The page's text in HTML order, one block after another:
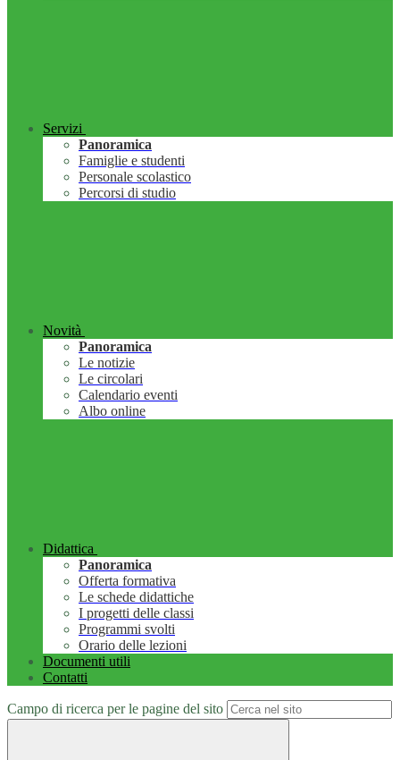
Servizi
Panoramica
Famiglie e studenti
Personale scolastico
Percorsi di studio
Novità
Panoramica
Le notizie
Le circolari
Calendario eventi
Albo online
Didattica
Panoramica
Offerta formativa
Le schede didattiche
I progetti delle classi
Programmi svolti
Orario delle lezioni
Documenti utili
Contatti
Campo di ricerca per le pagine del sito